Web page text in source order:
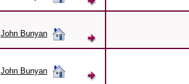
John Bunyan
John Bunyan